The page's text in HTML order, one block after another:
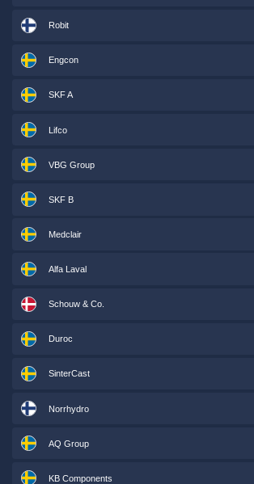
Robit
Engcon
SKF A
Lifco
VBG Group
SKF B
Medclair
Alfa Laval
Schouw & Co.
Duroc
SinterCast
Norrhydro
AQ Group
KB Components